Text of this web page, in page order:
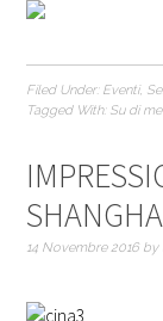
Filed Under: Eventi,
Tagged With: Su di me
14 Novembre 2016 by